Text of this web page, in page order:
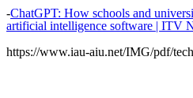
-ChatGPT: How schools and
artificial intelligence software | ITV
https://www.iau-aiu.net/IMG/pdf/